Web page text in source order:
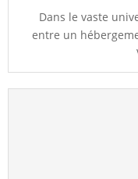
Dans le vaste
entre un